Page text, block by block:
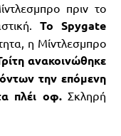
πριν το
Το Spygate
η Μίντλεσμπρο
ανακοινώθηκε
την επόμενη
πλέι οφ.Σκληρή